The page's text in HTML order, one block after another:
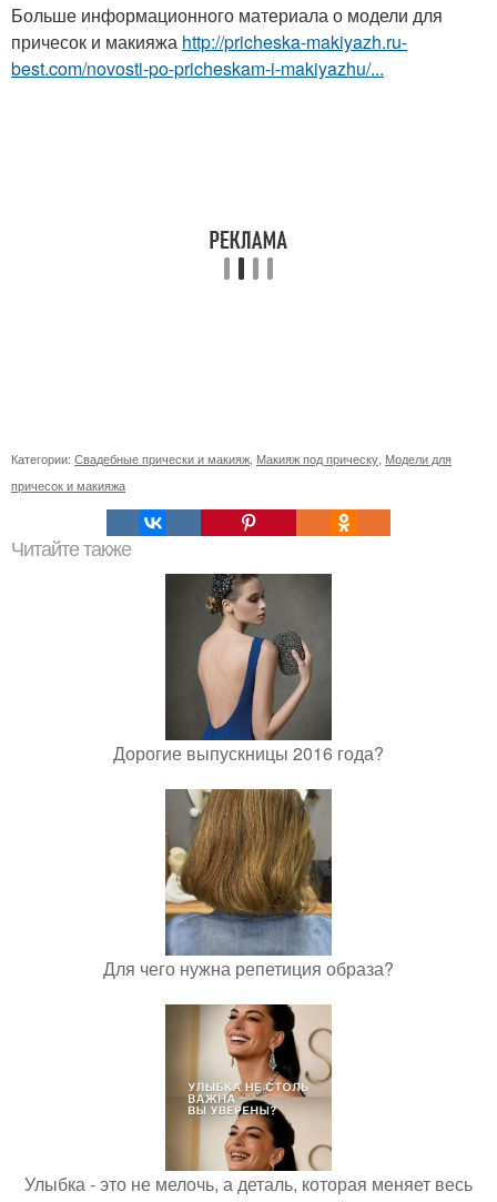
Больше информационного материала о модели для
причесок и макияжа http://pricheska-makiyazh.ru-
best.com/novosti-po-pricheskam-i-makiyazhu/...
Категории: Свадебные прически и макияж Макияж под прическу Модели для
причесок и макияжа
Читайте также
Дорогие выпускницы 2016 года?
Для чего нужна репетиция образа?
Улыбка - это не мелочь, а деталь, которая меняет весь